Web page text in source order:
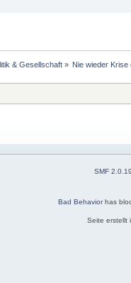
& Gesellschaft» Nie wieder
SMF
Bad Behaviorhas
Seite erstellt